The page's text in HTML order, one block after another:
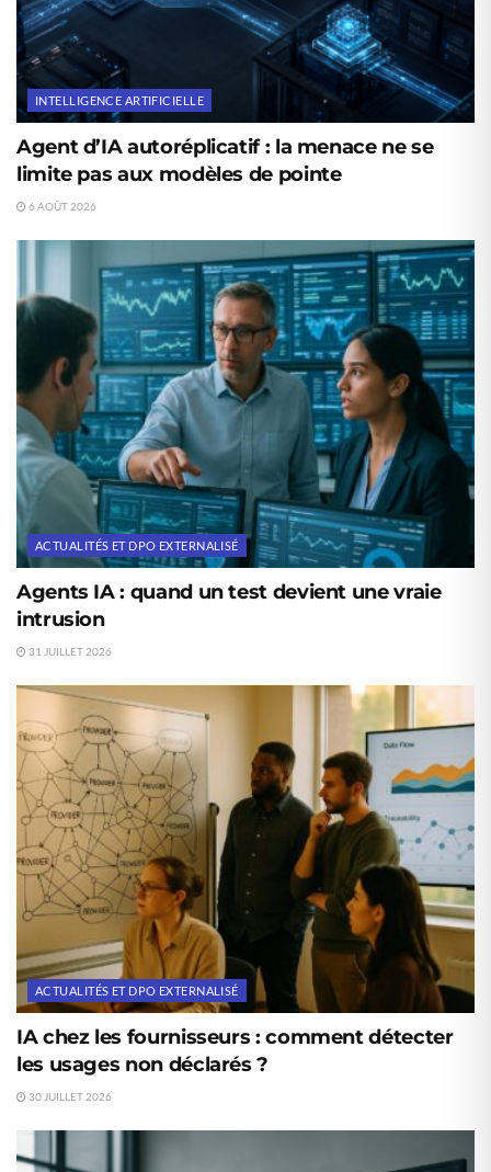
INTELLIGENCE ARTIFICIELLE
Agent d’IA autoréplicatif : la menace ne se
limite pas aux modèles de pointe
6 AOÛT 2026
ACTUALITÉS ET DPO EXTERNALISÉ
Agents IA : quand un test devient une vraie
intrusion
31 JUILLET 2026
ACTUALITÉS ET DPO EXTERNALISÉ
IA chez les fournisseurs : comment détecter
les usages non déclarés ?
30 JUILLET 2026